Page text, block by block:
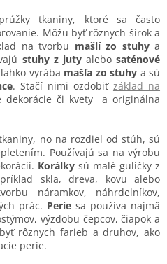
tkaniny, ktoré sa často
Môžu byť rôznych šírok a
na tvorbu mašlí zo stuhya
stuhy z jutyalebo saténové
vyrába mašľa zo stuhy a sú
. Stačí nimi ozdobiť základ na
dekorácie či kvety a originálna
no na rozdiel od stúh, sú
Používajú sa na výrobu
Korálky sú malé guličky z
skla, dreva, kovu alebo
náramkov, náhrdelníkov,
prác. Perie sa používa najmä
výzdobu čepcov, čiapok a
rôznych farieb a druhov, ako
perie.